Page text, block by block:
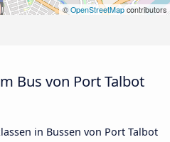
© OpenStreetMap contributors
Bus von Port Talbot
in Bussen von Port Talbot